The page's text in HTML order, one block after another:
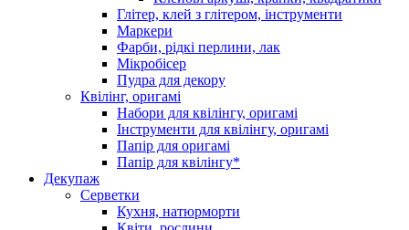
Глітер, клей з глітером, інструменти
Маркери
Фарби, рідкі перлини, лак
Мікробісер
Пудра для декору
Квілінг, оригамі
Набори для квілінгу, оригамі
Інструменти для квілінгу, оригамі
Папір для оригамі
Папір для квілінгу*
Декупаж
Серветки
Кухня, натюрморти